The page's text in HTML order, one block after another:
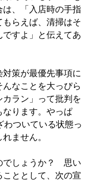
、「入店時の手指
らえば、清掃はそ
すよ」と伝えてあ
策が最優先事項に
なことを大っぴら
ラン」って批判を
なります。やっぱ
わついている状態っ
ません。
でしょうか？ 思い
ととして、次の宣